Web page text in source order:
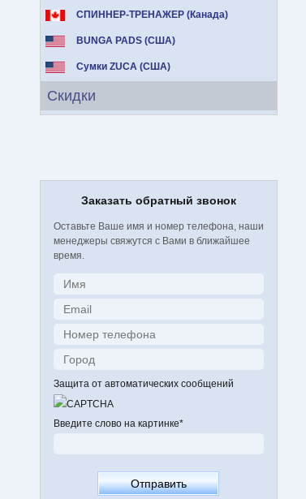
СПИННЕР-ТРЕНАЖЕР (Канада)
BUNGA PADS (США)
Сумки ZUCA (США)
Скидки
Заказать обратный звонок
Оставьте Ваше имя и номер телефона, наши
менеджеры свяжутся с Вами в ближайшее
время.
Защита от автоматических сообщений
Введите слово на картинке*